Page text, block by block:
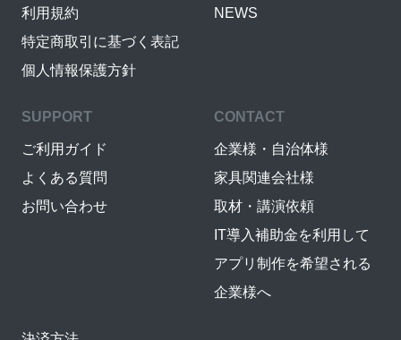
利用規約
特定商取引に基づく表記
個人情報保護方針
NEWS
SUPPORT
ご利用ガイド
よくある質問
お問い合わせ
CONTACT
企業様・自治体様
家具関連会社様
取材・講演依頼
IT導入補助金を利用して
アプリ制作を希望される
企業様へ